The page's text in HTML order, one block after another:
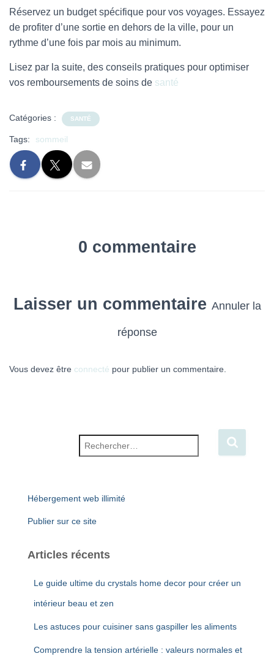
Réservez un budget spécifique pour vos voyages. Essayez
de profiter d’une sortie en dehors de la ville, pour un
rythme d’une fois par mois au minimum.
Lisez par la suite, des conseils pratiques pour optimiser
vos remboursements de soins de santé
Catégories : SANTÉ
Tags: sommeil
0 commentaire
Laisser un commentaire Annuler la
réponse
Vous devez être connecté pour publier un commentaire.
Hébergement web illimité
Publier sur ce site
Articles récents
Le guide ultime du crystals home decor pour créer un
intérieur beau et zen
Les astuces pour cuisiner sans gaspiller les aliments
Comprendre la tension artérielle : valeurs normales et